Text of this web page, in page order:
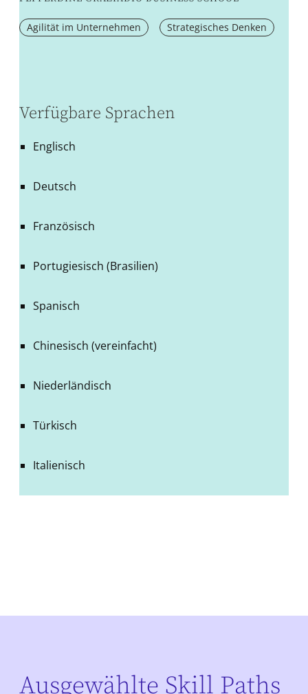
Agilität im Unternehmen Strategisches Denken
Verfügbare Sprachen
Englisch
Deutsch
Französisch
Portugiesisch (Brasilien)
Spanisch
Chinesisch (vereinfacht)
Niederländisch
Türkisch
Italienisch
Ausgewählte Skill Paths